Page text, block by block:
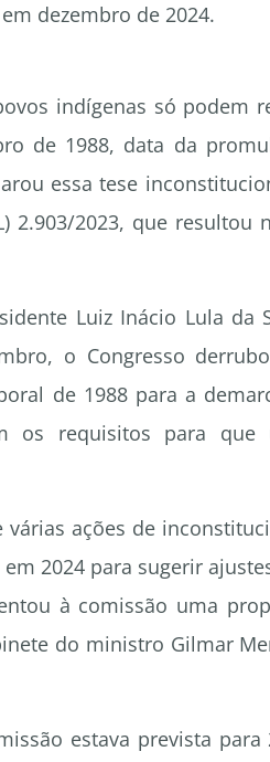
dezembro de 2024.
indígenas só podem
de 1988, data da
essa tese
2.903/2023, que resultou
Luiz Inácio Lula da
o Congresso
de 1988 para a
os requisitos para que
ações de
2024 para sugerir
à comissão uma
do ministro Gilmar
estava prevista para